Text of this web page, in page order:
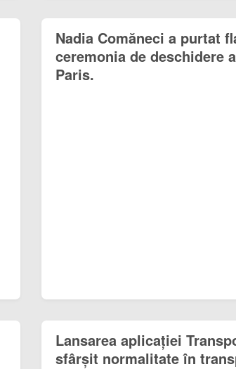
Nadia Comăneci a purtat
ceremonia de deschidere
Paris.
Lansarea aplicației
sfârșit normalitate în